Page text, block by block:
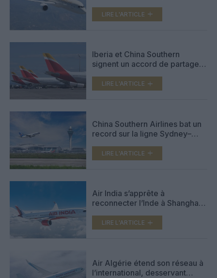
LIRE L'ARTICLE
Iberia et China Southern
signent un accord de partage
liaisons entre l’Europe, l’Asie et
l’Amérique latine
LIRE L'ARTICLE
China Southern Airlines bat un
record sur la ligne Sydney–
quotidiens
LIRE L'ARTICLE
Air India s’apprête à
reconnecter l’Inde à Shanghai,
aérien clé en Chine
LIRE L'ARTICLE
Air Algérie étend son réseau à
l’international, desservant